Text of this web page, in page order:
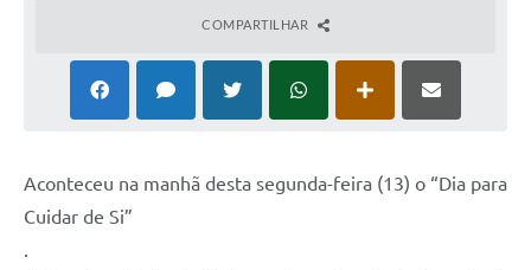
COMPARTILHAR
Aconteceu na manhã desta segunda-feira (13) o “Dia para
Cuidar de Si”